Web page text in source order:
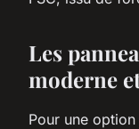
Les
moderne
Pour une